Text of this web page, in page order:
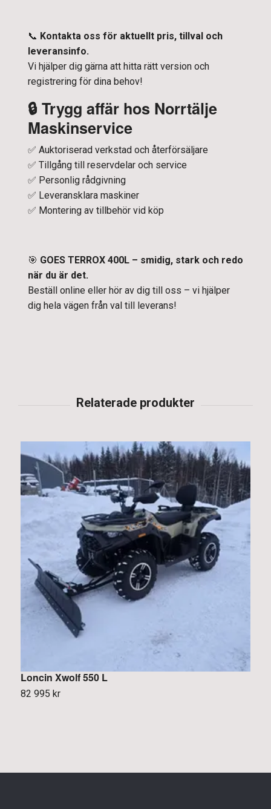
📞 Kontakta oss för aktuellt pris, tillval och
leveransinfo.
Vi hjälper dig gärna att hitta rätt version och
registrering för dina behov!
🔒 Trygg affär hos Norrtälje
Maskinservice
✅ Auktoriserad verkstad och återförsäljare
✅ Tillgång till reservdelar och service
✅ Personlig rådgivning
✅ Leveransklara maskiner
✅ Montering av tillbehör vid köp
🎯 GOES TERROX 400L – smidig, stark och redo
när du är det.
Beställ online eller hör av dig till oss – vi hjälper
dig hela vägen från val till leverans!
Loncin Xwolf 550 L
82 995 kr